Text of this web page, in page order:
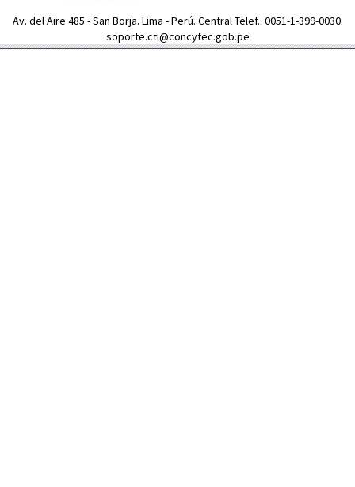
Av. del Aire 485 - San Borja. Lima - Perú. Central Telef.: 0051-1-399-0030.
soporte.cti@concytec.gob.pe